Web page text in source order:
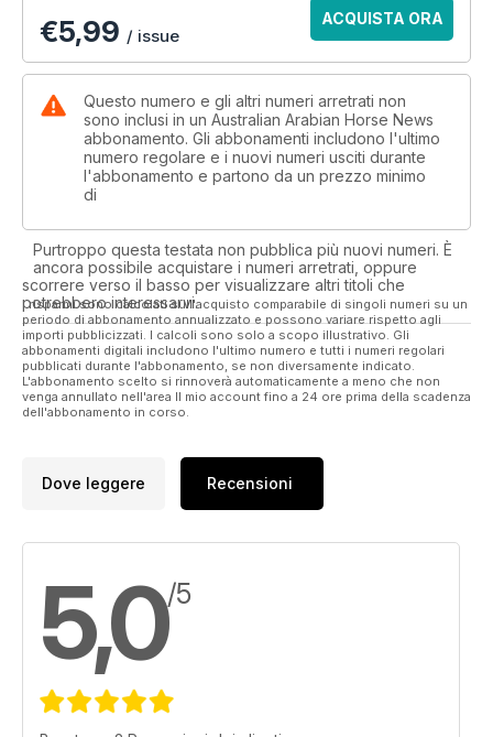
€5,99 / issue
ACQUISTA ORA
Questo numero e gli altri numeri arretrati non
sono inclusi in un Australian Arabian Horse News
abbonamento. Gli abbonamenti includono l'ultimo
numero regolare e i nuovi numeri usciti durante
l'abbonamento e partono da un prezzo minimo
di
Purtroppo questa testata non pubblica più nuovi numeri. È
ancora possibile acquistare i numeri arretrati, oppure
scorrere verso il basso per visualizzare altri titoli che
potrebbero interessarvi.
I risparmi sono calcolati sull'acquisto comparabile di singoli numeri su un
periodo di abbonamento annualizzato e possono variare rispetto agli
importi pubblicizzati. I calcoli sono solo a scopo illustrativo. Gli
abbonamenti digitali includono l'ultimo numero e tutti i numeri regolari
pubblicati durante l'abbonamento, se non diversamente indicato.
L'abbonamento scelto si rinnoverà automaticamente a meno che non
venga annullato nell'area Il mio account fino a 24 ore prima della scadenza
dell'abbonamento in corso.
Dove leggere Recensioni
5,0/5